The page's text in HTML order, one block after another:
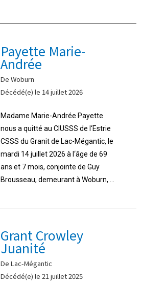
Payette Marie-
Andrée
De Woburn
Décédé(e) le 14 juillet 2026
Madame Marie-Andrée Payette
nous a quitté au CIUSSS de l‘Estrie
CSSS du Granit de Lac-Mégantic, le
mardi 14 juillet 2026 à l‘âge de 69
ans et 7 mois, conjointe de Guy
Brousseau, demeurant à Woburn, ...
Grant Crowley
Juanité
De Lac-Mégantic
Décédé(e) le 21 juillet 2025